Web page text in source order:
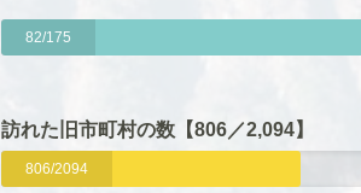
82/175
訪れた旧市町村の数【806／2,094】
806/2094